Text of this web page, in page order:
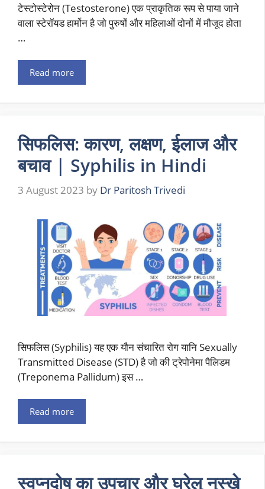
टेस्टोस्टेरोन (Testosterone) एक प्राकृतिक रूप से पाया जाने
वाला स्टेरॉयड हार्मोन है जो पुरुषों और महिलाओं दोनों में मौजूद होता
…
Read more
सिफलिस: कारण, लक्षण, ईलाज और
बचाव | Syphilis in Hindi
3 August 2023 by Dr Paritosh Trivedi
सिफलिस (Syphilis) यह एक यौन संचारित रोग यानि Sexually
Transmitted Disease (STD) है जो की ट्रेपोनेमा पैलिडम
(Treponema Pallidum) इस …
Read more
स्वप्नदोष का उपचार और घरेलु नुस्खे